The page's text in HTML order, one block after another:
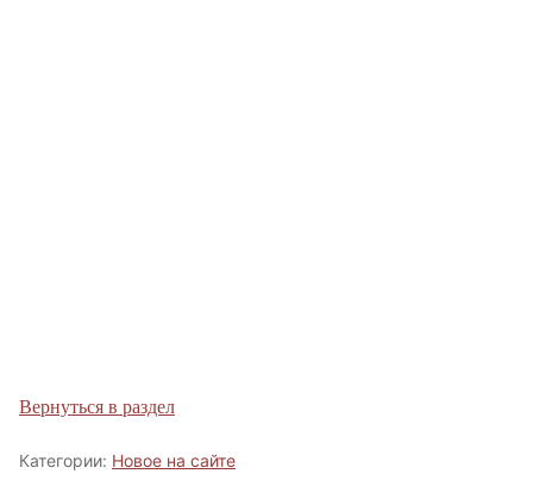
Вернуться в раздел
Категории: Новое на сайте